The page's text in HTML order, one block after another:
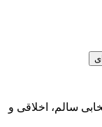
سالم، اخلاقی و